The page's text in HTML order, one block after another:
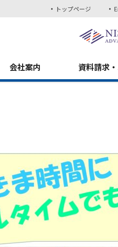
トップページ
会社案内 資料請求